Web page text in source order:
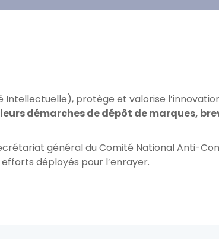
Intellectuelle), protège et valorise
démarches de dépôt de marques,
général du Comité National Anti-
déployés pour l’enrayer.